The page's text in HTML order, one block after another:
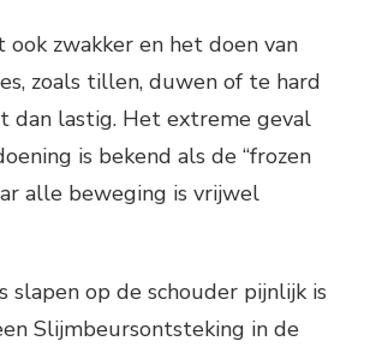
zwakker en het doen van
zoals tillen, duwen of te hard
dan lastig. Het extreme geval
is bekend als de “frozen
alle beweging is vrijwel
slapen op de schouder pijnlijk is
Slijmbeursontsteking in de